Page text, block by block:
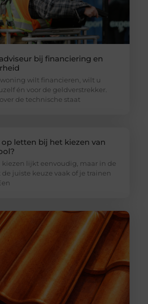
bij financiering en
wilt financieren, wilt u
én voor de geldverstrekker.
de technische staat
letten bij het kiezen van
kiezen lijkt eenvoudig, maar in de
juiste keuze vaak of je trainen